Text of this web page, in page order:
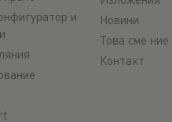
и
Новини
Това сме ние
Контакт